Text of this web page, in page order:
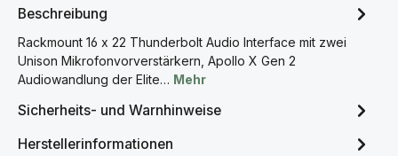
Beschreibung
Rackmount 16 x 22 Thunderbolt Audio Interface mit zwei
Unison Mikrofonvorverstärkern, Apollo X Gen 2
Audiowandlung der Elite… Mehr
Sicherheits- und Warnhinweise
Herstellerinformationen